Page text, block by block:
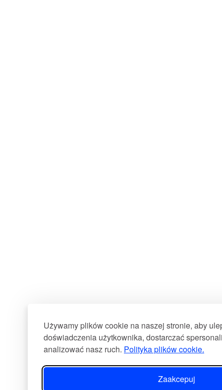
Używamy plików cookie na naszej stronie, aby
doświadczenia użytkownika, dostarczać
analizować nasz ruch. Polityka plików cookie.
Zaakcepuj